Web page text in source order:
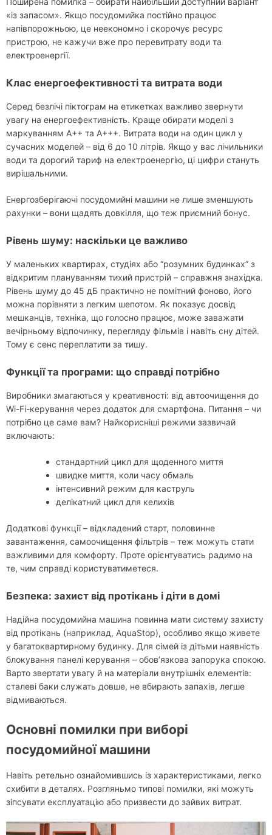
«із запасом». Якщо посудомийка постійно працює
напівпорожньою, це неекономно і скорочує ресурс
пристрою, не кажучи вже про перевитрату води та
електроенергії.
Клас енергоефективності та витрата води
Серед безлічі піктограм на етикетках важливо звернути
увагу на енергоефективність. Краще обирати моделі з
маркуванням A++ та A+++. Витрата води на один цикл у
сучасних моделей – від 6 до 10 літрів. Якщо у вас лічильники
води та дорогий тариф на електроенергію, ці цифри стануть
вирішальними.
Енергозберігаючі посудомийні машини не лише зменшують
рахунки – вони щадять довкілля, що теж приємний бонус.
Рівень шуму: наскільки це важливо
У маленьких квартирах, студіях або “розумних будинках” з
відкритим плануванням тихий пристрій – справжня знахідка.
Рівень шуму до 45 дБ практично не помітний фоново, його
можна порівняти з легким шепотом. Як показує досвід
мешканців, техніка, що голосно працює, може заважати
вечірньому відпочинку, перегляду фільмів і навіть сну дітей.
Тому є сенс переплатити за тишу.
Функції та програми: що справді потрібно
Виробники змагаються у креативності: від автоочищення до
Wi-Fi-керування через додаток для смартфона. Питання – чи
потрібно це саме вам? Найкорисніші режими зазвичай
включають:
стандартний цикл для щоденного миття
швидке миття, коли часу обмаль
інтенсивний режим для каструль
делікатний цикл для келихів
Додаткові функції – відкладений старт, половинне
завантаження, самоочищення фільтрів – теж можуть стати
важливими для комфорту. Проте орієнтуватись радимо на
те, чим справді користуватиметеся.
Безпека: захист від протікань і діти в домі
Надійна посудомийна машина повинна мати систему захисту
від протікань (наприклад, AquaStop), особливо якщо живете
у багатоквартирному будинку. Для сімей із дітьми наявність
блокування панелі керування – обов’язкова запорука спокою.
Варто звертати увагу й на матеріали внутрішніх елементів:
сталеві баки служать довше, не вбирають запахів, легше
відмиваються.
Основні помилки при виборі
посудомийної машини
Навіть ретельно ознайомившись із характеристиками, легко
схибити в деталях. Розгляньмо типові помилки, які можуть
зіпсувати експлуатацію або призвести до зайвих витрат.